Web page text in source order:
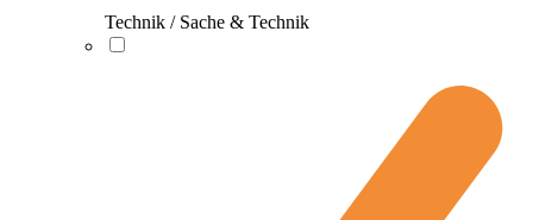
Technik / Sache & Technik